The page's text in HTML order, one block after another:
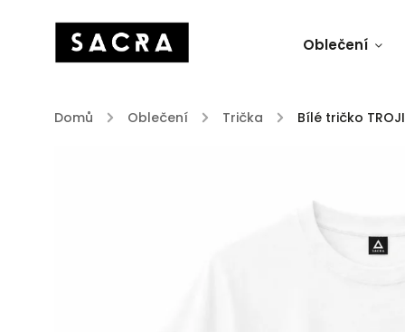
Oblečení
Domů / Oblečení / Trička / Bílé tričko